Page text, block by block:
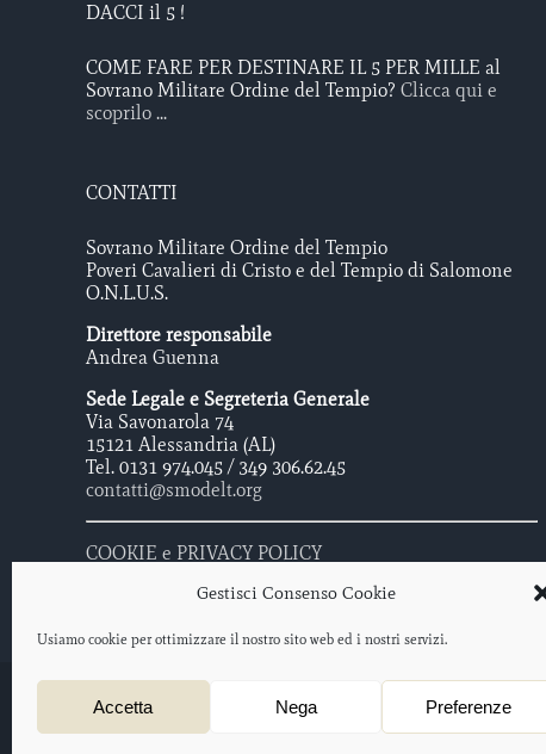
Gestisci Consenso Cookie
Usiamo cookie per ottimizzare il nostro sito web ed i nostri servizi.
Accetta Nega Preferenze
DACCI il 5 !
COME FARE PER DESTINARE IL 5 PER MILLE al
Sovrano Militare Ordine del Tempio? Clicca qui e
scoprilo ...
CONTATTI
Sovrano Militare Ordine del Tempio
Poveri Cavalieri di Cristo e del Tempio di Salomone
O.N.L.U.S.
Direttore responsabile
Andrea Guenna
Sede Legale e Segreteria Generale
Via Savonarola 74
15121 Alessandria (AL)
Tel. 0131 974.045 / 349 306.62.45
contatti@smodelt.org
COOKIE e PRIVACY POLICY
Sovrano Militare Ordine Del Tempio - Poveri Cavalieri di Cristo e
Protocollo iscrizione O.N.L.U.S. 2012/047477 – data di iscrizione: 21
Progetto web a cura di